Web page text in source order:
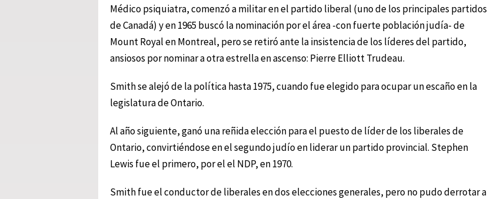
Médico psiquiatra, comenzó a militar en el partido liberal (uno de los principales partidos
de Canadá) y en 1965 buscó la nominación por el área -con fuerte población judía- de
Mount Royal en Montreal, pero se retiró ante la insistencia de los líderes del partido,
ansiosos por nominar a otra estrella en ascenso: Pierre Elliott Trudeau.
Smith se alejó de la política hasta 1975, cuando fue elegido para ocupar un escaño en la
legislatura de Ontario.
Al año siguiente, ganó una reñida elección para el puesto de líder de los liberales de
Ontario, convirtiéndose en el segundo judío en liderar un partido provincial. Stephen
Lewis fue el primero, por el el NDP, en 1970.
Smith fue el conductor de liberales en dos elecciones generales, pero no pudo derrotar a